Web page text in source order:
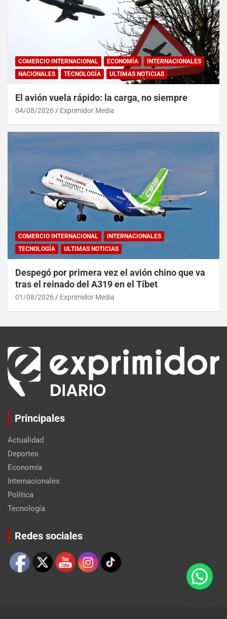
COMERCIO INTERNACIONAL ECONOMÍA
INTERNACIONALES
NACIONALES
TECNOLOGÍA ULTIMAS NOTICIAS
El avión vuela rápido: la carga, no siempre
04/08/2026 Exprimidor Media
COMERCIO INTERNACIONAL
INTERNACIONALES
TECNOLOGÍA
ULTIMAS NOTICIAS
Despegó por primera vez el avión chino que va
tras el reinado del A319 en el Tíbet
01/08/2026 Exprimidor Media
Principales
Actualidad
Deportes
Economía
Internacionales
Política
Tecnología
Redes sociales